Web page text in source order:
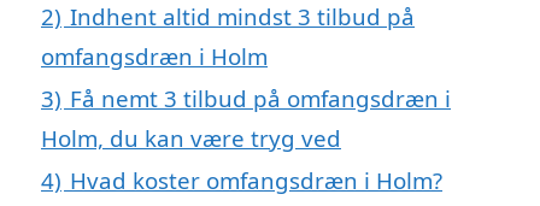
2) Indhent altid mindst 3 tilbud på
omfangsdræn i Holm
3) Få nemt 3 tilbud på omfangsdræn i
Holm, du kan være tryg ved
4) Hvad koster omfangsdræn i Holm?